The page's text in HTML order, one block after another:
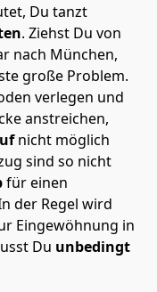
Du tanzt
. Ziehst Du von
nach München,
große Problem.
verlegen und
anstreichen,
nicht möglich
sind so nicht
für einen
der Regel wird
Eingewöhnung in
Du unbedingt